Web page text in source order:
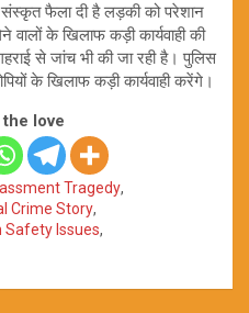
फैला दी है लड़की को परेशान
के खिलाफ कड़ी कार्यवाही की
से जांच भी की जा रही है। पुलिस
के खिलाफ कड़ी कार्यवाही करेंगे।
love
Tragedy,
Crime Story,
Safety Issues,